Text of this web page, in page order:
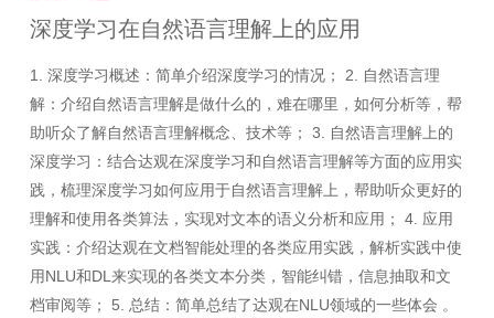
深度学习在自然语言理解上的应用
1. 深度学习概述：简单介绍深度学习的情况； 2. 自然语言理
解：介绍自然语言理解是做什么的，难在哪里，如何分析等，帮
助听众了解自然语言理解概念、技术等； 3. 自然语言理解上的
深度学习：结合达观在深度学习和自然语言理解等方面的应用实
践，梳理深度学习如何应用于自然语言理解上，帮助听众更好的
理解和使用各类算法，实现对文本的语义分析和应用； 4. 应用
实践：介绍达观在文档智能处理的各类应用实践，解析实践中使
用NLU和DL来实现的各类文本分类，智能纠错，信息抽取和文
档审阅等； 5. 总结：简单总结了达观在NLU领域的一些体会 。